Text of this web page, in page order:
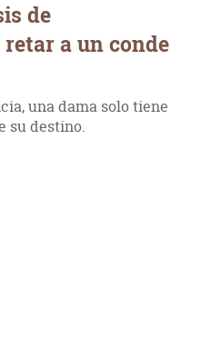
de
retar a un conde
una dama solo tiene
su destino.